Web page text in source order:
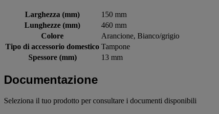
Larghezza (mm)
150 mm
Lunghezze (mm)
460 mm
Colore
Arancione, Bianco/grigio
Tipo di accessorio domestico Tampone
Spessore (mm)
13 mm
Documentazione
Seleziona il tuo prodotto per consultare i documenti disponibili